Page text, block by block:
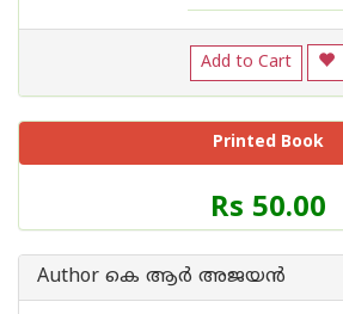
Add to Cart
Printed Book
Price
of
Book
Rs 50.00
Author കെ ആര്‍ അജയന്‍